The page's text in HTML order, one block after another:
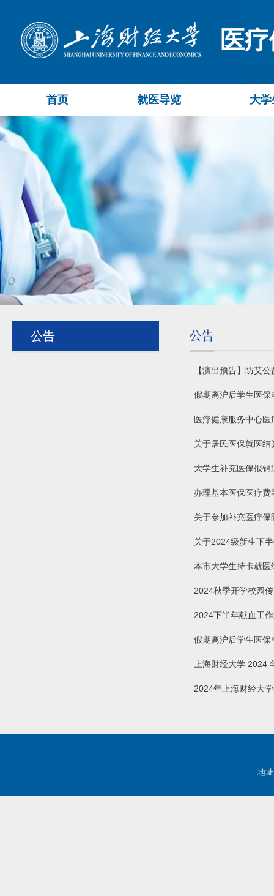
医
首页 就医导览 大
公告 公告
【演出预告】防艾
假期离沪后学生医
医疗健康服务中心医
关于居民医保就医
大学生补充医保报销
办理基本医保医疗
关于参加补充医疗保
关于2024级新生下
本市大学生持卡就
2024秋季开学校园
2024下半年献血工
假期离沪后学生医
上海财经大学 2024
2024年上海财经大
地